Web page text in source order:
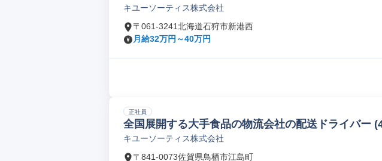
キユーソーティス株式会社
〒061-3241北海道石狩市新港西
月給32万円～40万円
正社員
全国展開する大手食品の物流会社の配送ドライバー
キユーソーティス株式会社
〒841-0073佐賀県鳥栖市江島町